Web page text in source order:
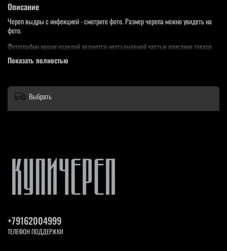
Описание
Череп выдры с инфекцией - смотрите фото. Размер черепа можно увидеть на
фото.
Фотографии наших изделий являются неотъемлемой частью описания товара,
вы покупаете именно то, что видите на фото.
Показать полностью
Выбрать
+79162004999
ТЕЛЕФОН ПОДДЕРЖКИ